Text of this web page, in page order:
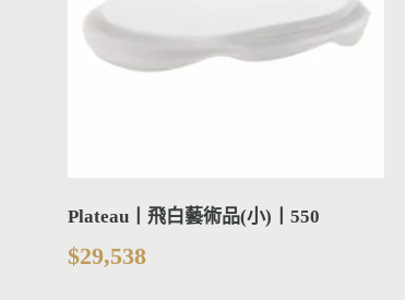
Plateau丨飛白藝術品(小)丨550
$29,538